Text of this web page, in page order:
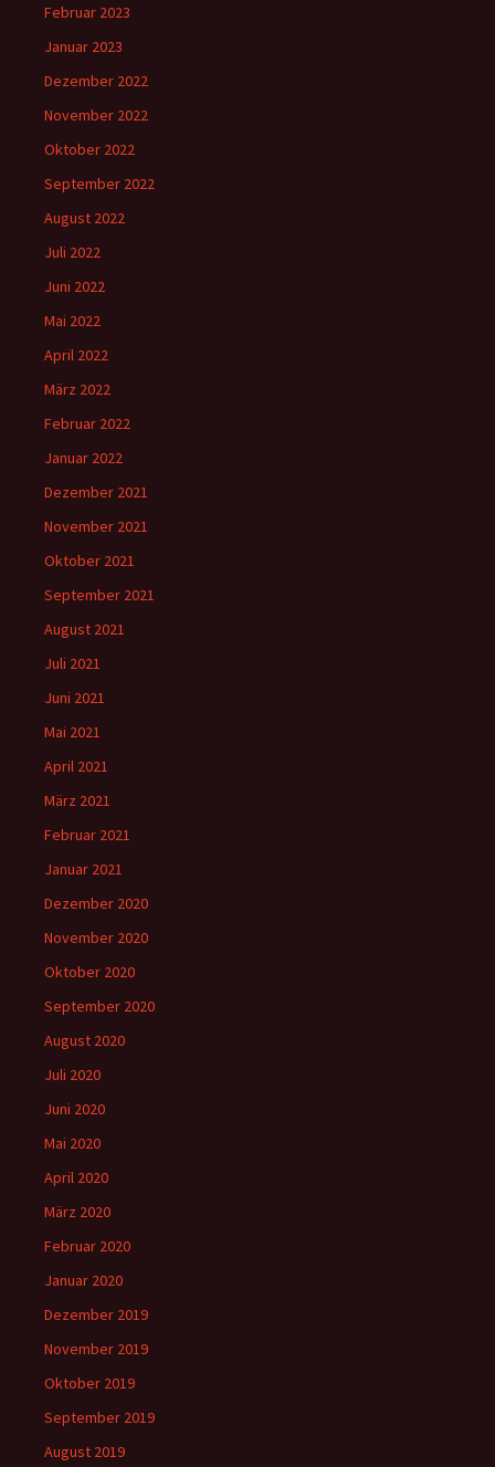
Februar 2023
Januar 2023
Dezember 2022
November 2022
Oktober 2022
September 2022
August 2022
Juli 2022
Juni 2022
Mai 2022
April 2022
März 2022
Februar 2022
Januar 2022
Dezember 2021
November 2021
Oktober 2021
September 2021
August 2021
Juli 2021
Juni 2021
Mai 2021
April 2021
März 2021
Februar 2021
Januar 2021
Dezember 2020
November 2020
Oktober 2020
September 2020
August 2020
Juli 2020
Juni 2020
Mai 2020
April 2020
März 2020
Februar 2020
Januar 2020
Dezember 2019
November 2019
Oktober 2019
September 2019
August 2019